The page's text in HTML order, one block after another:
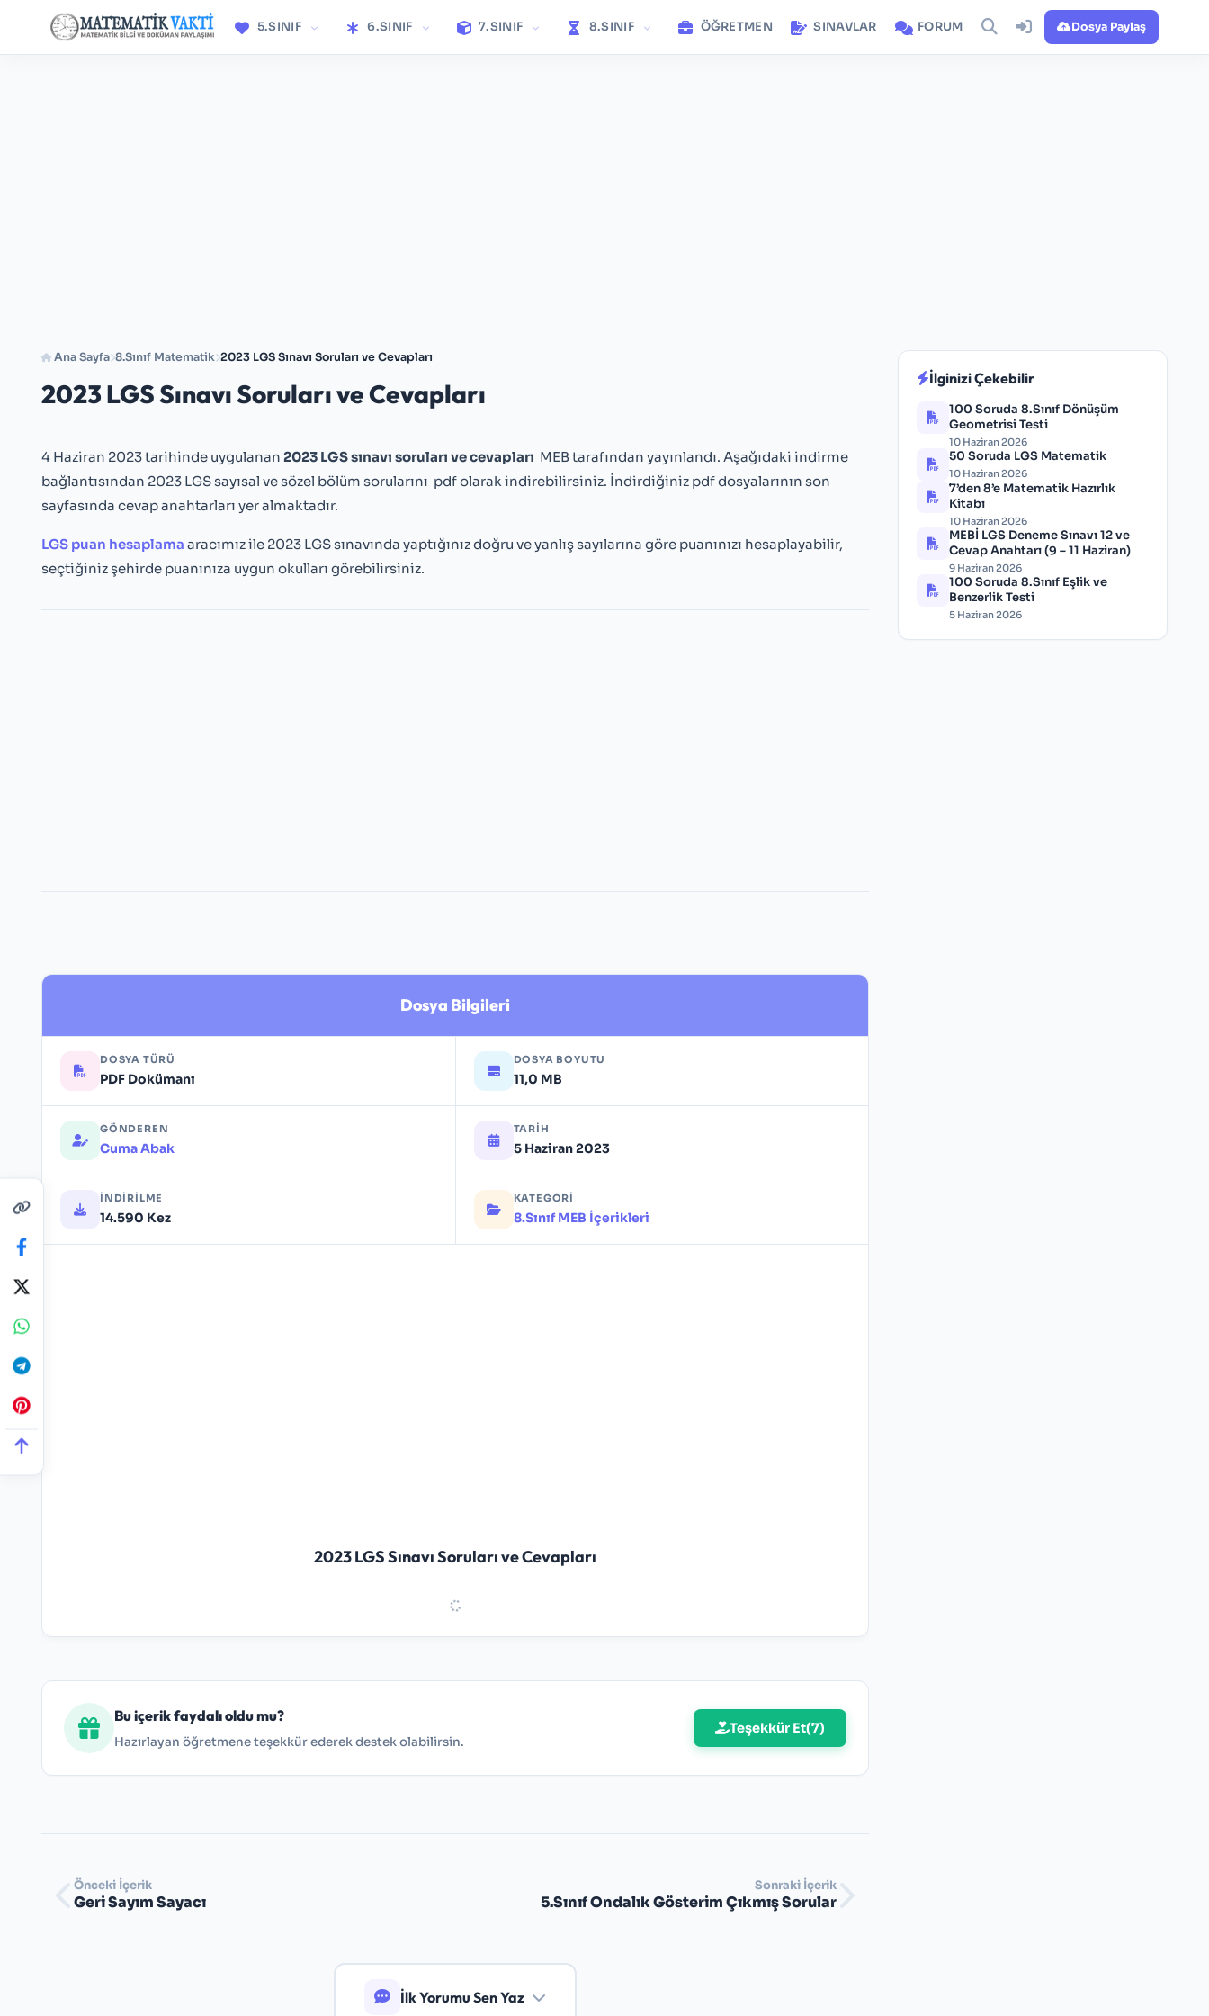
5.SINIF 6.SINIF 7.SINIF 8.SINIF ÖĞRETMEN SINAVLAR FORUM Dosya Paylaş
Ana Sayfa 8.Sınıf Matematik 2023 LGS Sınavı Soruları ve Cevapları
2023 LGS Sınavı Soruları ve Cevapları
4 Haziran 2023 tarihinde uygulanan 2023 LGS sınavı soruları ve cevapları MEB tarafından yayınlandı. Aşağıdaki indirme
bağlantısından 2023 LGS sayısal ve sözel bölüm sorularını pdf olarak indirebilirsiniz. İndirdiğiniz pdf dosyalarının son
sayfasında cevap anahtarları yer almaktadır.
LGS puan hesaplama aracımız ile 2023 LGS sınavında yaptığınız doğru ve yanlış sayılarına göre puanınızı hesaplayabilir,
seçtiğiniz şehirde puanınıza uygun okulları görebilirsiniz.
Dosya Bilgileri
DOSYA TÜRÜ
PDF Dokümanı
DOSYA BOYUTU
11,0 MB
GÖNDEREN
Cuma Abak
TARIH
5 Haziran 2023
İNDIRILME
14.590 Kez
KATEGORI
8.Sınıf MEB İçerikleri
2023 LGS Sınavı Soruları ve Cevapları
Bu içerik faydalı oldu mu?
Hazırlayan öğretmene teşekkür ederek destek olabilirsin.
Teşekkür Et(7)
Önceki İçerik
Geri Sayım Sayacı
Sonraki İçerik
5.Sınıf Ondalık Gösterim Çıkmış Sorular
İlk Yorumu Sen Yaz
İlginizi Çekebilir
100 Soruda 8.Sınıf Dönüşüm
Geometrisi Testi
10 Haziran 2026
50 Soruda LGS Matematik
10 Haziran 2026
7’den 8’e Matematik Hazırlık
Kitabı
10 Haziran 2026
MEBİ LGS Deneme Sınavı 12 ve
Cevap Anahtarı (9 – 11 Haziran)
9 Haziran 2026
100 Soruda 8.Sınıf Eşlik ve
Benzerlik Testi
5 Haziran 2026